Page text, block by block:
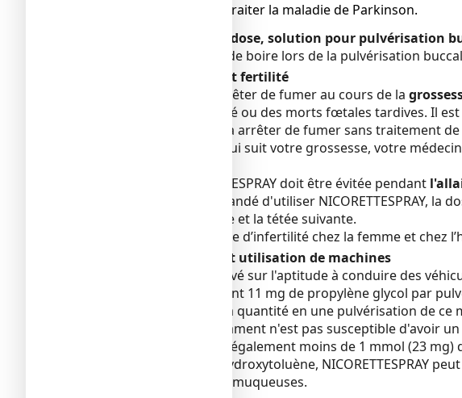
pour traiter la maladie de Parkinson.
NICORETTESPRAY 1 mg/dose, solution pour pulvérisation
S'abstenir de manger et de boire lors de la pulvérisation
Grossesse allaitement et fertilité
Il est très important d'arrêter de fumer au cours de la
accouchement prématuré ou des morts fœtales tardives. Il
Si vous ne parvenez pas à arrêter de fumer sans traitement
professionnel de santé qui suit votre grossesse, votre
L'utilisation de NICORETTESPRAY doit être évitée pendant
médecin vous a recommandé d'utiliser NICORETTESPRAY,
une pulvérisation buccale et la tétée suivante.
Fumer augmente le risque d’infertilité chez la femme et
Conduite de véhicules et utilisation de machines
Aucun effet n'a été observé sur l'aptitude à conduire des
contient 11 mg de propylène glycol par
équivalent à 97 mg/ml. La quantité en une pulvérisation de
contenue dans ce médicament n'est pas susceptible d'avoir
Ce médicament contient également moins de 1 mmol (23
de la présence de butylhydroxytoluène, NICORETTESPRAY
irritation des yeux et des muqueuses.